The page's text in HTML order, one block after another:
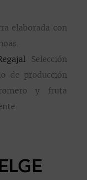
elaborada con
Selección
de producción
y fruta